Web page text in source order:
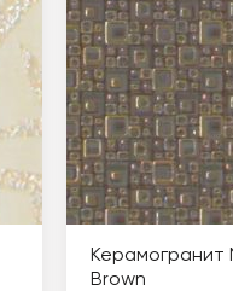
Керамогранит
Brown